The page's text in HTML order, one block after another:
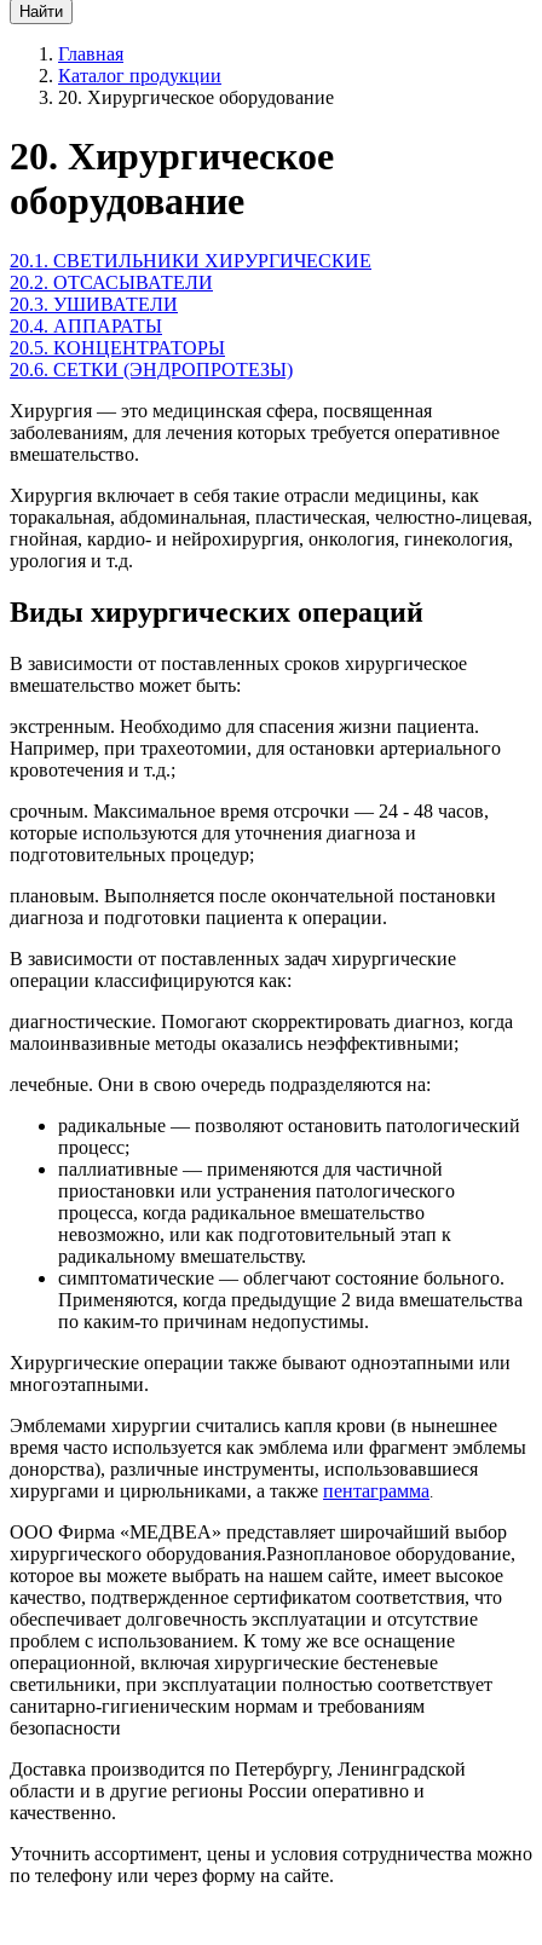
Главная
Каталог продукции
20. Хирургическое оборудование
20. Хирургическое
оборудование
20.1. СВЕТИЛЬНИКИ ХИРУРГИЧЕСКИЕ
20.2. ОТСАСЫВАТЕЛИ
20.3. УШИВАТЕЛИ
20.4. АППАРАТЫ
20.5. КОНЦЕНТРАТОРЫ
20.6. СЕТКИ (ЭНДРОПРОТЕЗЫ)
Хирургия — это медицинская сфера, посвященная
заболеваниям, для лечения которых требуется оперативное
вмешательство.
Хирургия включает в себя такие отрасли медицины, как
торакальная, абдоминальная, пластическая, челюстно-лицевая,
гнойная, кардио- и нейрохирургия, онкология, гинекология,
урология и т.д.
Виды хирургических операций
В зависимости от поставленных сроков хирургическое
вмешательство может быть:
экстренным. Необходимо для спасения жизни пациента.
Например, при трахеотомии, для остановки артериального
кровотечения и т.д.;
срочным. Максимальное время отсрочки — 24 - 48 часов,
которые используются для уточнения диагноза и
подготовительных процедур;
плановым. Выполняется после окончательной постановки
диагноза и подготовки пациента к операции.
В зависимости от поставленных задач хирургические
операции классифицируются как:
диагностические. Помогают скорректировать диагноз, когда
малоинвазивные методы оказались неэффективными;
лечебные. Они в свою очередь подразделяются на:
радикальные — позволяют остановить патологический
процесс;
паллиативные — применяются для частичной
приостановки или устранения патологического
процесса, когда радикальное вмешательство
невозможно, или как подготовительный этап к
радикальному вмешательству.
симптоматические — облегчают состояние больного.
Применяются, когда предыдущие 2 вида вмешательства
по каким-то причинам недопустимы.
Хирургические операции также бывают одноэтапными или
многоэтапными.
Эмблемами хирургии считались капля крови (в нынешнее
время часто используется как эмблема или фрагмент эмблемы
донорства), различные инструменты, использовавшиеся
хирургами и цирюльниками, а также пентаграмма
ООО Фирма «МЕДВЕА» представляет широчайший выбор
хирургического оборудования.Разноплановое оборудование,
которое вы можете выбрать на нашем сайте, имеет высокое
качество, подтвержденное сертификатом соответствия, что
обеспечивает долговечность эксплуатации и отсутствие
проблем с использованием. К тому же все оснащение
операционной, включая хирургические бестеневые
светильники, при эксплуатации полностью соответствует
санитарно-гигиеническим нормам и требованиям
безопасности
Доставка производится по Петербургу, Ленинградской
области и в другие регионы России оперативно и
качественно.
Уточнить ассортимент, цены и условия сотрудничества можно
по телефону или через форму на сайте.